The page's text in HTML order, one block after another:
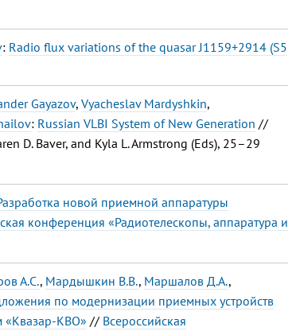
: Radio flux variations of the quasar J1159+2914 (S5
Gayazov, Vyacheslav Mardyshkin,
: Russian VLBI System of New Generation //
D. Baver, and Kyla L. Armstrong (Eds), 25–29
новой приемной аппаратуры
конференция «Радиотелескопы, аппаратура и
А.С., Мардышкин В.В., Маршалов Д.А.,
по модернизации приемных устройств
«Квазар-КВО» // Всероссийская